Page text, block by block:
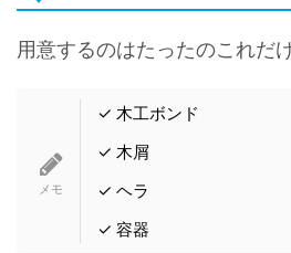
用意するのはたったのこれだ
✓ 木工ボンド
✓ 木屑
✓ ヘラ
✓ 容器